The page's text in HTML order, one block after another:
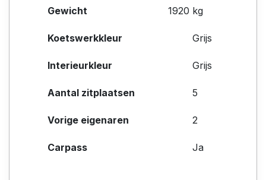
Gewicht 1920 kg
Koetswerkkleur Grijs
Interieurkleur Grijs
Aantal zitplaatsen 5
Vorige eigenaren 2
Carpass Ja